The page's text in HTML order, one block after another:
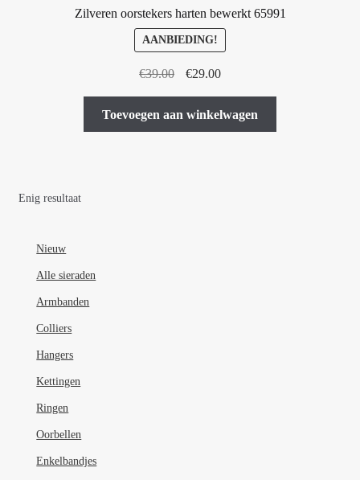
Zilveren oorstekers harten bewerkt 65991
AANBIEDING!
€39.00
Oorspronkelijke
was:
€39.00.
€29.00Huidige
is:
€29.00.
Toevoegen aan winkelwagen
Enig resultaat
Nieuw
Alle sieraden
Armbanden
Colliers
Hangers
Kettingen
Ringen
Oorbellen
Enkelbandjes